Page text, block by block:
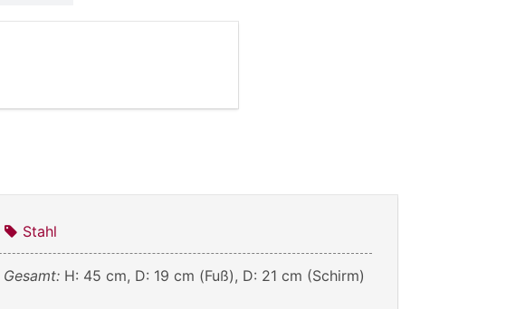
Stahl
Gesamt: H: 45 cm, D: 19 cm (Fuß), D: 21 cm (Schirm)